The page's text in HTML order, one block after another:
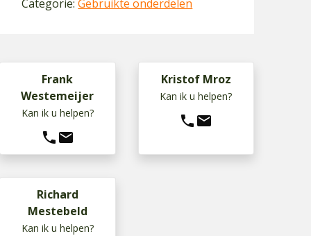
Categorie:Gebruikte onderdelen
Frank
Westemeijer
Kan ik u helpen?
phone mail
Kristof Mroz
Kan ik u helpen?
phone mail
Richard
Mestebeld
Kan ik u helpen?